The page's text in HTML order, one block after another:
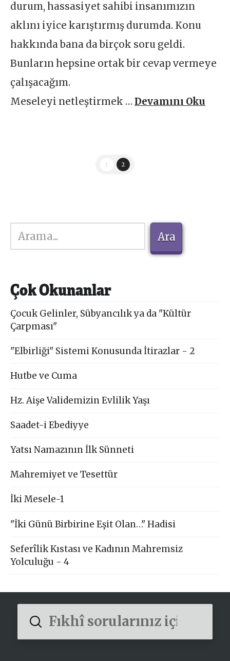
durum, hassasiyet sahibi insanımızın
aklını iyice karıştırmış durumda. Konu
hakkında bana da birçok soru geldi.
Bunların hepsine ortak bir cevap vermeye
çalışacağım.
Meseleyi netleştirmek …Devamını Oku
1 2
Ara
Ara
Çok Okunanlar
Çocuk Gelinler, Sübyancılık ya da "Kültür
Çarpması"
"Elbirliği" Sistemi Konusunda İtirazlar - 2
Hutbe ve Cuma
Hz. Aişe Validemizin Evlilik Yaşı
Saadet-i Ebediyye
Yatsı Namazının İlk Sünneti
Mahremiyet ve Tesettür
İki Mesele-1
"İki Günü Birbirine Eşit Olan…" Hadisi
Seferîlik Kıstası ve Kadının Mahremsiz
Yolculuğu - 4
Search
Submit